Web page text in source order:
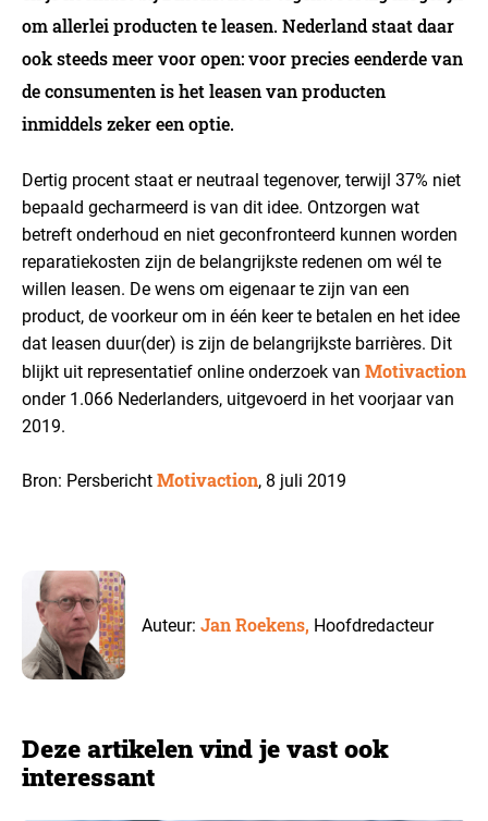
om allerlei producten te leasen. Nederland staat daar
ook steeds meer voor open: voor precies eenderde van
de consumenten is het leasen van producten
inmiddels zeker een optie.
Dertig procent staat er neutraal tegenover, terwijl 37% niet
bepaald gecharmeerd is van dit idee. Ontzorgen wat
betreft onderhoud en niet geconfronteerd kunnen worden
reparatiekosten zijn de belangrijkste redenen om wél te
willen leasen. De wens om eigenaar te zijn van een
product, de voorkeur om in één keer te betalen en het idee
dat leasen duur(der) is zijn de belangrijkste barrières. Dit
blijkt uit representatief online onderzoek van Motivaction
onder 1.066 Nederlanders, uitgevoerd in het voorjaar van
2019.
Bron: Persbericht Motivaction, 8 juli 2019
Auteur:Jan Roekens, Hoofdredacteur
Deze artikelen vind je vast ook
interessant